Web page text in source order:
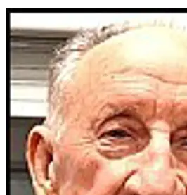
pok. braće: LUKE, JURE, ZDRAVKA,
obitelji: BRAJKOVIĆ, VIDOVIĆ,
ŠTOJS, PERIĆ, VIDIĆ, KRALJEVIĆ,
ostala mnogobrojna rodbina,